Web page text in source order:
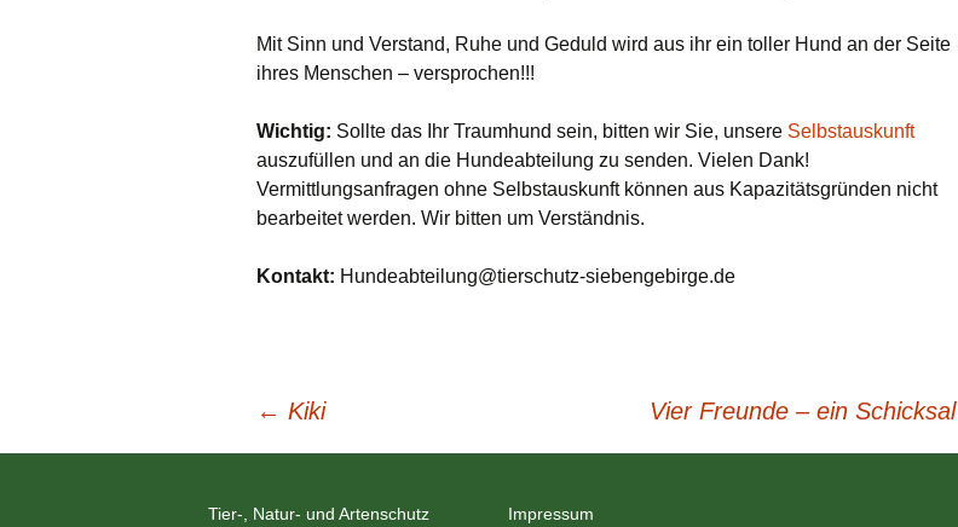
Mit Sinn und Verstand, Ruhe und Geduld wird aus ihr ein toller Hund an der Seite
ihres Menschen – versprochen!!!
Wichtig: Sollte das Ihr Traumhund sein, bitten wir Sie, unsere Selbstauskunft
auszufüllen und an die Hundeabteilung zu senden. Vielen Dank!
Vermittlungsanfragen ohne Selbstauskunft können aus Kapazitätsgründen nicht
bearbeitet werden. Wir bitten um Verständnis.
Kontakt: Hundeabteilung@tierschutz-siebengebirge.de
Beitragsnavigation
← Kiki Vier Freunde – ein Schicksal
Tier-, Natur- und Artenschutz Impressum